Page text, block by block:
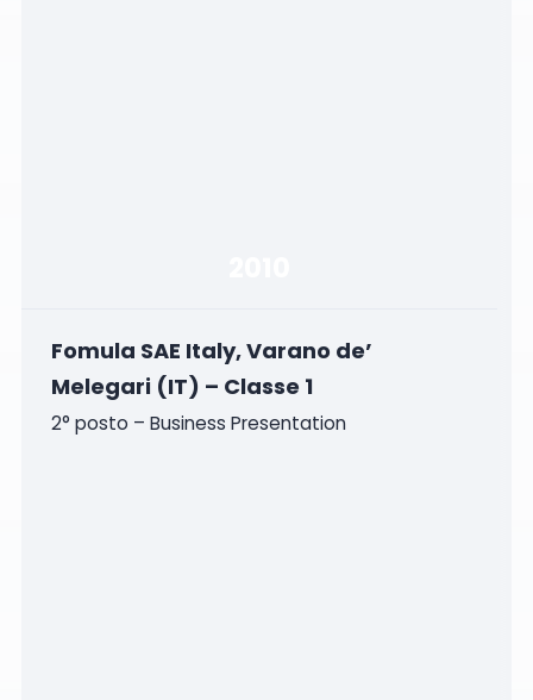
Fomula SAE Italy, Varano de’
Melegari (IT) – Classe 1
2° posto – Business Presentation